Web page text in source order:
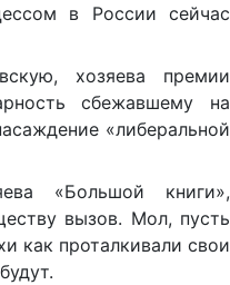
в России сейчас
хозяева премии
сбежавшему на
«либеральной
«Большой книги»,
вызов. Мол, пусть
как проталкивали свои